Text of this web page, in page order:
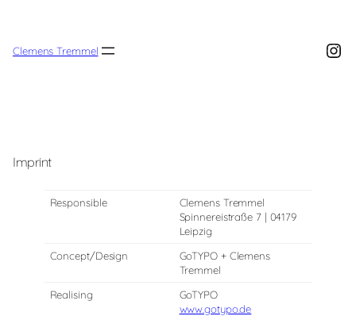
Clemens Tremmel
Imprint
Responsible
Clemens Tremmel
Spinnereistraße 7 | 04179
Leipzig
Concept/Design
GoTYPO + Clemens
Tremmel
Realising
GoTYPO
www.gotypo.de